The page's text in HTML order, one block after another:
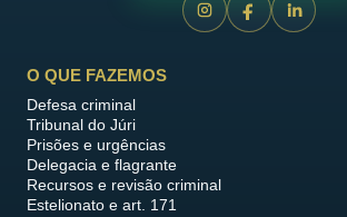
O QUE FAZEMOS
Defesa criminal
Tribunal do Júri
Prisões e urgências
Delegacia e flagrante
Recursos e revisão criminal
Estelionato e art. 171